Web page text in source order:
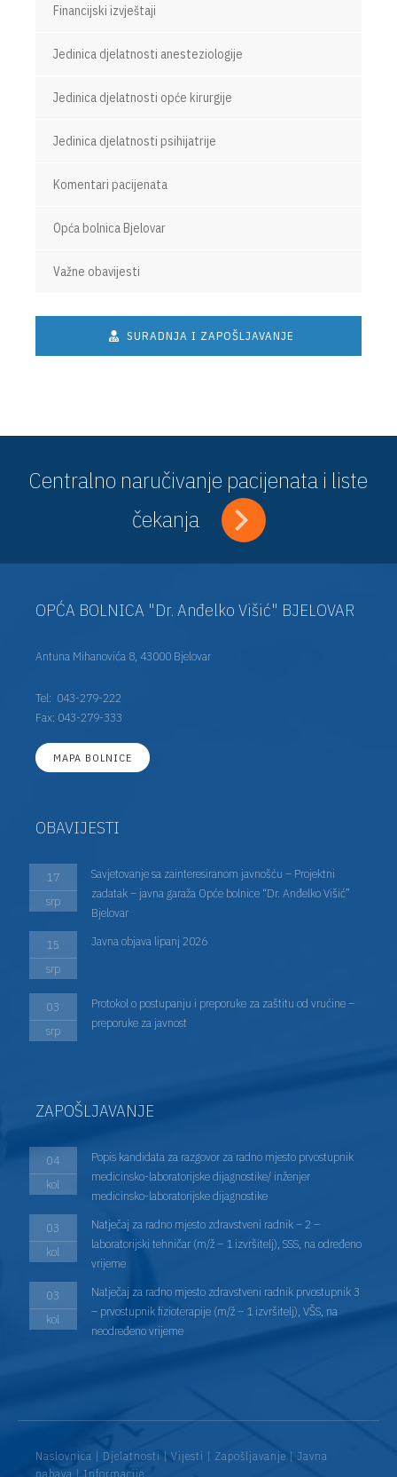
Financijski izvještaji
Jedinica djelatnosti anesteziologije
Jedinica djelatnosti opće kirurgije
Jedinica djelatnosti psihijatrije
Komentari pacijenata
Opća bolnica Bjelovar
Važne obavijesti
SURADNJA I ZAPOŠLJAVANJE
Centralno naručivanje pacijenata i liste
čekanja
OPĆA BOLNICA "Dr. Anđelko Višić" BJELOVAR
Antuna Mihanovića 8, 43000 Bjelovar
Tel: 043-279-222
Fax: 043-279-333
MAPA BOLNICE
OBAVIJESTI
17
srp
Savjetovanje sa zainteresiranom javnošću – Projektni
zadatak – javna garaža Opće bolnice “Dr. Anđelko Višić”
Bjelovar
15
srp
Javna objava lipanj 2026
03
srp
Protokol o postupanju i preporuke za zaštitu od vrućine –
preporuke za javnost
ZAPOŠLJAVANJE
04
kol
Popis kandidata za razgovor za radno mjesto prvostupnik
medicinsko-laboratorijske dijagnostike/ inženjer
medicinsko-laboratorijske dijagnostike
03
kol
Natječaj za radno mjesto zdravstveni radnik – 2 –
laboratorijski tehničar (m/ž – 1 izvršitelj), SSS, na određeno
vrijeme
03
kol
Natječaj za radno mjesto zdravstveni radnik prvostupnik 3
– prvostupnik fizioterapije (m/ž – 1 izvršitelj), VŠS, na
neodređeno vrijeme
Naslovnica | Djelatnosti | Vijesti | Zapošljavanje | Javna